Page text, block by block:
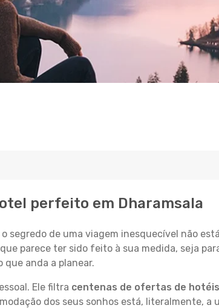
perfeito em Dharamsala
o segredo de uma viagem inesquecível não
parece ter sido feito à sua medida, seja
anda a planear.
Ele filtra centenas de ofertas de
dos seus sonhos está, literalmente, a